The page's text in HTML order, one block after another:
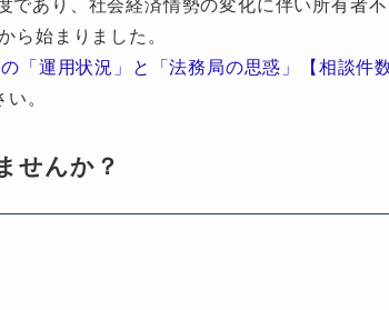
始まりました。
「運用状況」と「法務局の思惑」【相談件
。
せんか？